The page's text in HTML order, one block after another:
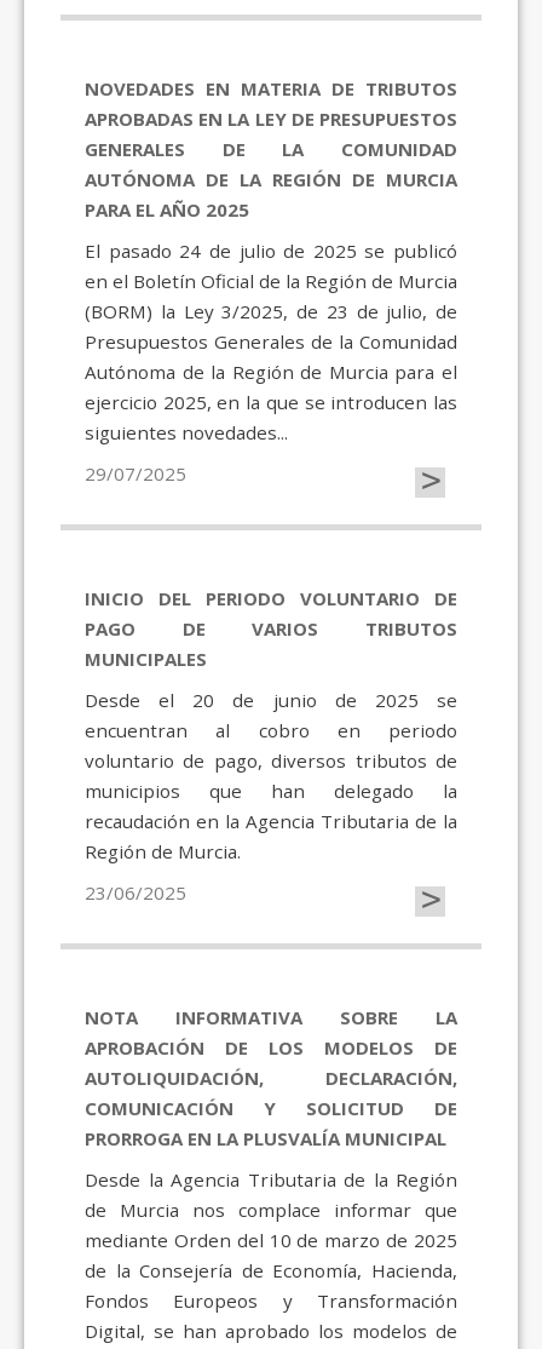
NOVEDADES EN MATERIA DE TRIBUTOS
APROBADAS EN LA LEY DE PRESUPUESTOS
GENERALES DE LA COMUNIDAD
AUTÓNOMA DE LA REGIÓN DE MURCIA
PARA EL AÑO 2025
El pasado 24 de julio de 2025 se publicó
en el Boletín Oficial de la Región de Murcia
(BORM) la Ley 3/2025, de 23 de julio, de
Presupuestos Generales de la Comunidad
Autónoma de la Región de Murcia para el
ejercicio 2025, en la que se introducen las
siguientes novedades...
29/07/2025
>
INICIO DEL PERIODO VOLUNTARIO DE
PAGO DE VARIOS TRIBUTOS
MUNICIPALES
Desde el 20 de junio de 2025 se
encuentran al cobro en periodo
voluntario de pago, diversos tributos de
municipios que han delegado la
recaudación en la Agencia Tributaria de la
Región de Murcia.
23/06/2025
>
NOTA INFORMATIVA SOBRE LA
APROBACIÓN DE LOS MODELOS DE
AUTOLIQUIDACIÓN, DECLARACIÓN,
COMUNICACIÓN Y SOLICITUD DE
PRORROGA EN LA PLUSVALÍA MUNICIPAL
Desde la Agencia Tributaria de la Región
de Murcia nos complace informar que
mediante Orden del 10 de marzo de 2025
de la Consejería de Economía, Hacienda,
Fondos Europeos y Transformación
Digital, se han aprobado los modelos de